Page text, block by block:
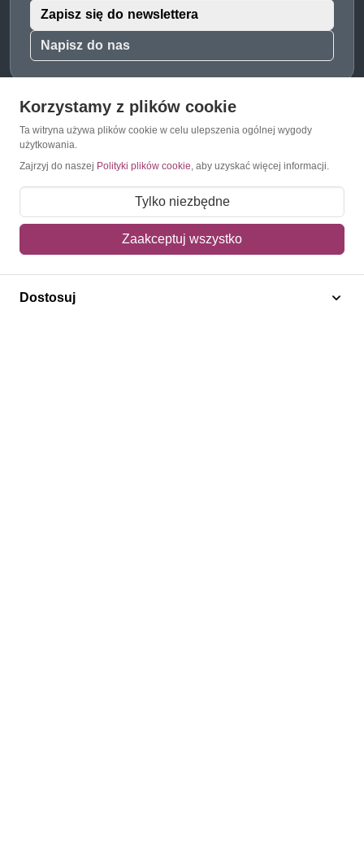
Napisz do nas
Zapisz się do newslettera
O Znaczkopol.pl
O nas
Regulamin
Polityka prywatności
Korzystamy z plików cookie
Ta witryna używa plików cookie w celu ulepszenia ogólnej wygody
użytkowania.
Zajrzyj do naszej Polityki plików cookie, aby uzyskać więcej informacji.
Tylko niezbędne
Zaakceptuj wszystko
Dostosuj